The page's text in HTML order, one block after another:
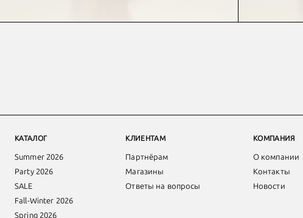
КАТАЛОГ
Summer 2026
Party 2026
SALE
Fall-Winter 2026
Spring 2026
КЛИЕНТАМ
Партнёрам
Магазины
Ответы на вопросы
КОМПАНИЯ
О компании
Контакты
Новости